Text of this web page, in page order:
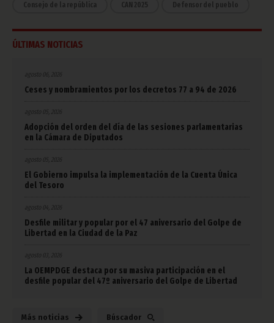
Consejo de la república CAN 2025 Defensor del pueblo
ÚLTIMAS NOTICIAS
agosto 06, 2026
Ceses y nombramientos por los decretos 77 a 94 de 2026
Adopción del orden del día de las sesiones parlamentarias
en la Cámara de Diputados
El Gobierno impulsa la implementación de la Cuenta Única
del Tesoro
agosto 04, 2026
Desfile militar y popular por el 47 aniversario del Golpe de
Libertad en la Ciudad de la Paz
La OEMPDGE destaca por su masiva participación en el
desfile popular del 47º aniversario del Golpe de Libertad
Más noticias Búscador